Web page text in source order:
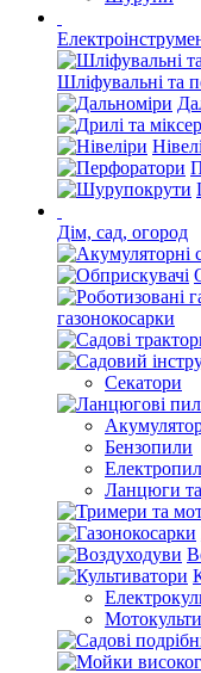
Шліфувальні та
Дім, сад, огород
газонокосарки
Секатори
Бензопили
Ланцюги